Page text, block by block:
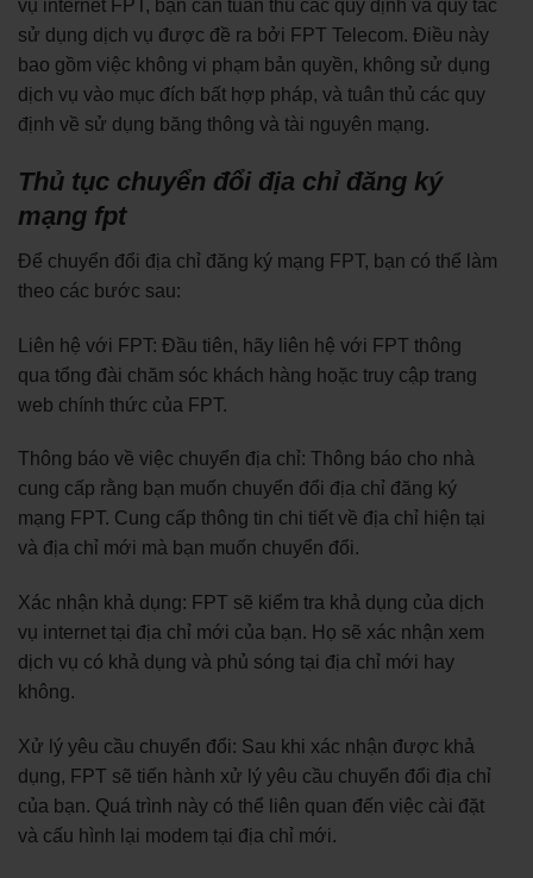
vụ internet FPT, bạn cần tuân thủ các quy định và quy tắc
sử dụng dịch vụ được đề ra bởi FPT Telecom. Điều này
bao gồm việc không vi phạm bản quyền, không sử dụng
dịch vụ vào mục đích bất hợp pháp, và tuân thủ các quy
định về sử dụng băng thông và tài nguyên mạng.
Thủ tục chuyển đổi địa chỉ đăng ký
mạng fpt
Để chuyển đổi địa chỉ đăng ký mạng FPT, bạn có thể làm
theo các bước sau:
Liên hệ với FPT: Đầu tiên, hãy liên hệ với FPT thông
qua tổng đài chăm sóc khách hàng hoặc truy cập trang
web chính thức của FPT.
Thông báo về việc chuyển địa chỉ: Thông báo cho nhà
cung cấp rằng bạn muốn chuyển đổi địa chỉ đăng ký
mạng FPT. Cung cấp thông tin chi tiết về địa chỉ hiện tại
và địa chỉ mới mà bạn muốn chuyển đổi.
Xác nhận khả dụng: FPT sẽ kiểm tra khả dụng của dịch
vụ internet tại địa chỉ mới của bạn. Họ sẽ xác nhận xem
dịch vụ có khả dụng và phủ sóng tại địa chỉ mới hay
không.
Xử lý yêu cầu chuyển đổi: Sau khi xác nhận được khả
dụng, FPT sẽ tiến hành xử lý yêu cầu chuyển đổi địa chỉ
của bạn. Quá trình này có thể liên quan đến việc cài đặt
và cấu hình lại modem tại địa chỉ mới.